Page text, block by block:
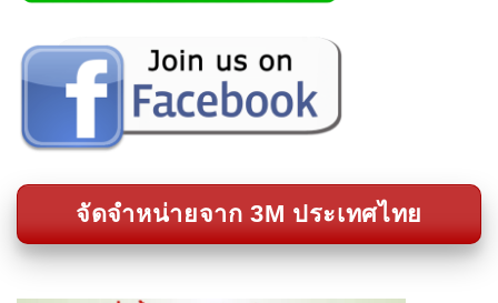
จัดจำหน่ายจาก 3M ประเทศไทย